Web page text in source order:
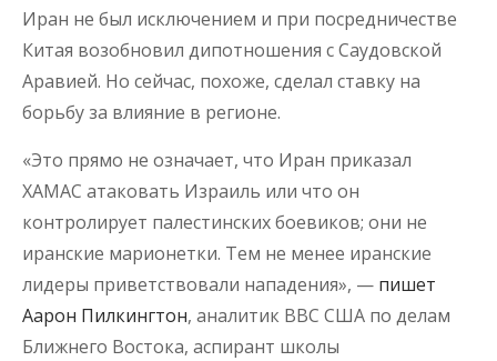
Иран не был исключением и при посредничестве
Китая возобновил дипотношения с Саудовской
Аравией. Но сейчас, похоже, сделал ставку на
борьбу за влияние в регионе.
«Это прямо не означает, что Иран приказал
ХАМАС атаковать Израиль или что он
контролирует палестинских боевиков; они не
иранские марионетки. Тем не менее иранские
лидеры приветствовали нападения», — пишет
Аарон Пилкингтон, аналитик ВВС США по делам
Ближнего Востока, аспирант школы